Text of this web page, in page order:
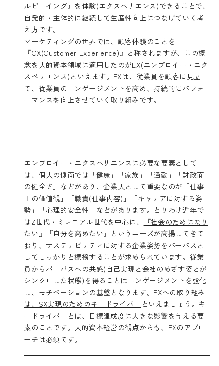
ルビーイング』を体験(エクスペリエンス)できることで、
自発的・主体的に継続して生産性向上につなげていく考
え方です。
マーケティングの世界では、顧客体験のことを
『CX(Customer Experience)』と称されますが、この概
念を人的資本領域に適用したのがEX(エンプロイー・エク
スペリエンス)といえます。EXは、従業員を顧客に見立
て、従業員のエンゲージメントを高め、持続的にパフォ
ーマンスを向上させていく取り組みです。
エンプロイー・エクスペリエンスに必要な要素として
は、個人の側面では「健康」「家族」「通勤」「財政面
の健全さ」などがあり、企業人として重要なのが「仕事
上の価値観」「職責(仕事内容)」「キャリアに対する姿
勢」「心理的安全性」などがあります。とりわけ近年で
はZ世代・ミレニアル世代を中心に、
『社会のためになり
たい』『自分を高めたい』 というニーズが高揚してきて
おり、サステナビリティに対する企業姿勢をパーパスと
してしっかりと標榜することが求められています。従業
員からパーパスへの共感(自己実現と会社のめざす姿とが
シンクロした状態)を得ることはエンゲージメントを強化
し、モチベーションの基盤となります。 EXへの取り組み
は、SX実現のためのキードライバー といえましょう。キ
ードライバーとは、目標達成度に大きな影響を与える要
素のことです。人的資本経営の観点からも、EXのアプロ
ーチは必須です。